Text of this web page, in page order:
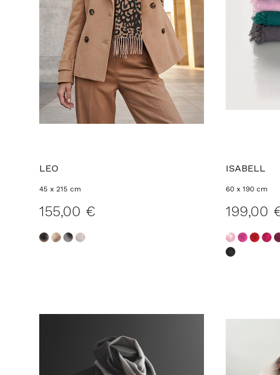
LEO
45 x 215 cm
155,00 €
ISABELL
60 x 190 cm
199,00